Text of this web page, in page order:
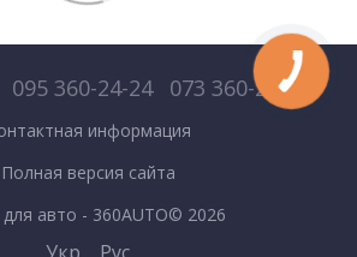
095 360-24-24 073 360-24-24
информация
Полная версия сайта
для авто - 360AUTO© 2026